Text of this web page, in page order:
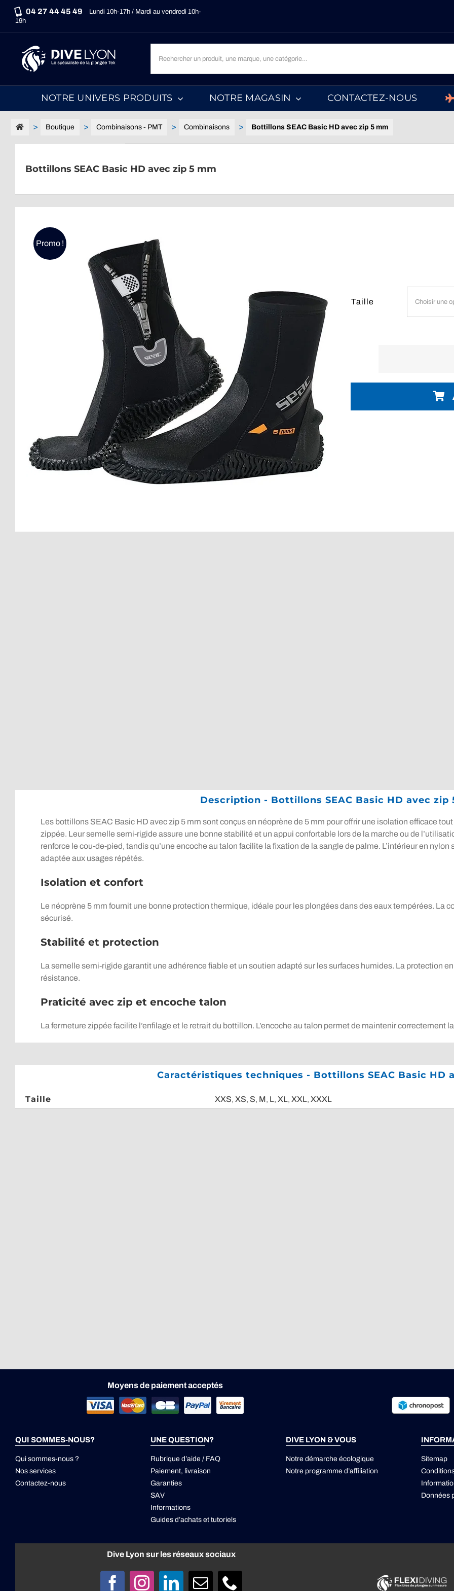
Passer
04 27 44 45 49
Lundi 10h-17h / Mardi au vendredi 10h-
19h
un
produit,
une
marque,
une
NOTRE UNIVERS PRODUITS NOTRE MAGASIN CONTACTEZ-NOUS
Boutique Combinaisons - PMT Combinaisons Bottillons SEAC Basic HD avec zip 5 mm
Bottillons SEAC Basic HD avec zip 5 mm
Promo !
Taille
Description - Bottillons SEAC Basic HD avec zip
Les bottillons SEAC Basic HD avec zip 5 mm sont conçus en néoprène de 5 mm pour offrir une isolation efficace
zippée. Leur semelle semi-rigide assure une bonne stabilité et un appui confortable lors de la marche ou de
renforce le cou-de-pied, tandis qu’une encoche au talon facilite la fixation de la sangle de palme. L’intérieur en
adaptée aux usages répétés.
Isolation et confort
Le néoprène 5 mm fournit une bonne protection thermique, idéale pour les plongées dans des eaux tempérées. La
sécurisé.
Stabilité et protection
La semelle semi-rigide garantit une adhérence fiable et un soutien adapté sur les surfaces humides. La protection
résistance.
Praticité avec zip et encoche talon
La fermeture zippée facilite l’enfilage et le retrait du bottillon. L’encoche au talon permet de maintenir correctement
Caractéristiques techniques - Bottillons SEAC Basic HD
Taille XXS, XS, S, M, L, XL, XXL, XXXL
Moyens de paiement acceptés
QUI SOMMES-NOUS?
Qui sommes-nous ?
Nos services
Contactez-nous
UNE QUESTION?
Rubrique d’aide / FAQ
Paiement, livraison
Garanties
SAV
Informations
Guides d’achats et tutoriels
DIVE LYON & VOUS
Notre démarche écologique
Notre programme d’affiliation
Sitemap
Données
Dive Lyon sur les réseaux sociaux